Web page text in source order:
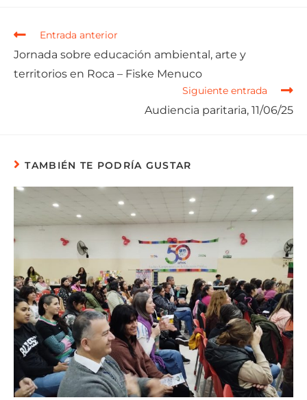
Entrada anterior
Jornada sobre educación ambiental, arte y
territorios en Roca – Fiske Menuco
Siguiente entrada
Audiencia paritaria, 11/06/25
TAMBIÉN TE PODRÍA GUSTAR